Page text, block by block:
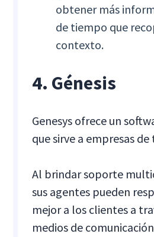
obtener más
de tiempo que
contexto.
4. Génesis
Genesys ofrece un
que sirve a empresas
Al brindar soporte
sus agentes pueden
mejor a los clientes a
medios de